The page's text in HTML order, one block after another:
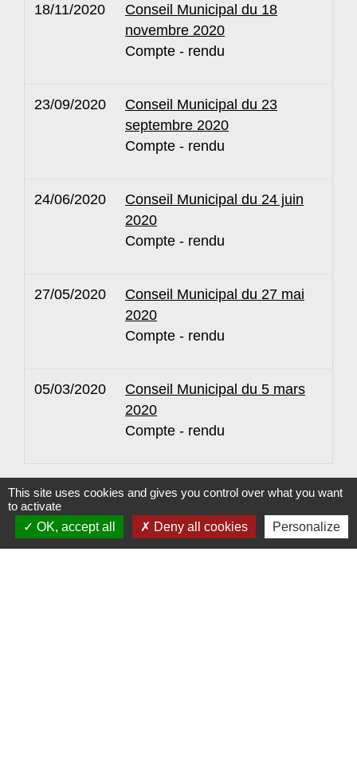
18/11/2020
Conseil Municipal du 18
novembre 2020
Compte - rendu
23/09/2020
Conseil Municipal du 23
septembre 2020
Compte - rendu
24/06/2020
Conseil Municipal du 24 juin
2020
Compte - rendu
27/05/2020
Conseil Municipal du 27 mai
2020
Compte - rendu
05/03/2020
Conseil Municipal du 5 mars
2020
Compte - rendu
1 -2 -3 - 4 -5 -6 -7 -8
This site uses cookies and gives you control over what you want
to activate
OK, accept all
Deny all cookies Personalize